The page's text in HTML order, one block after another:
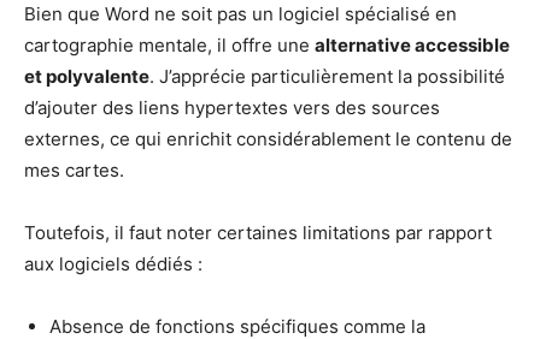
Bien que Word ne soit pas un logiciel spécialisé en
cartographie mentale, il offre une alternative accessible
et polyvalente. J’apprécie particulièrement la possibilité
d’ajouter des liens hypertextes vers des sources
externes, ce qui enrichit considérablement le contenu de
mes cartes.
Toutefois, il faut noter certaines limitations par rapport
aux logiciels dédiés :
Absence de fonctions spécifiques comme la